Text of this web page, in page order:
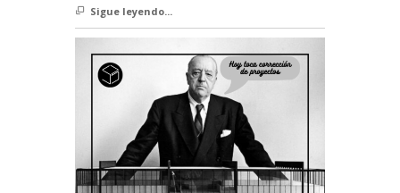
Sigue leyendo...